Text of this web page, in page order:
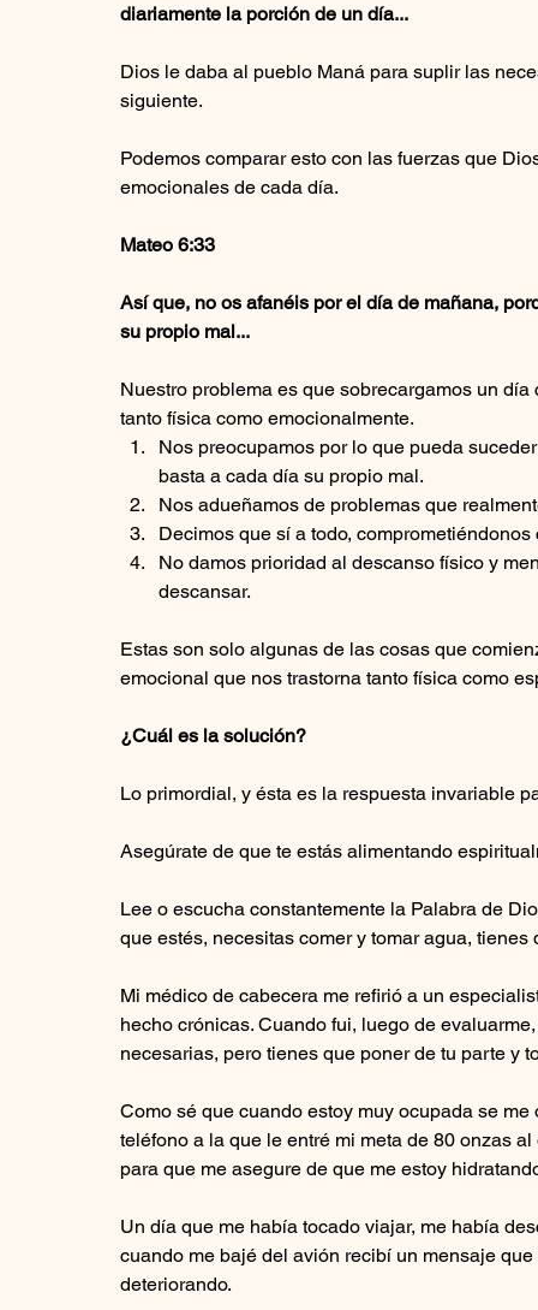
diariamente la porción de un día...
Dios le daba al pueblo Maná para suplir las
siguiente.
Podemos comparar esto con las fuerzas que
emocionales de cada día.
Mateo 6:33
Así que, no os afanéis por el día de mañana,
su propio mal...
Nuestro problema es que sobrecargamos un
tanto física como emocionalmente.
Nos preocupamos por lo que pueda
basta a cada día su propio mal.
Nos adueñamos de problemas que
Decimos que sí a todo,
No damos prioridad al descanso físico y
descansar.
Estas son solo algunas de las cosas que
emocional que nos trastorna tanto física como
¿Cuál es la solución?
Lo primordial, y ésta es la respuesta invariable
Asegúrate de que te estás alimentando
Lee o escucha constantemente la Palabra de
que estés, necesitas comer y tomar agua,
Mi médico de cabecera me refirió a un
hecho crónicas. Cuando fui, luego de
necesarias, pero tienes que poner de tu parte y
Como sé que cuando estoy muy ocupada se
teléfono a la que le entré mi meta de 80 onzas
para que me asegure de que me estoy
Un día que me había tocado viajar, me había
cuando me bajé del avión recibí un mensaje
deteriorando.